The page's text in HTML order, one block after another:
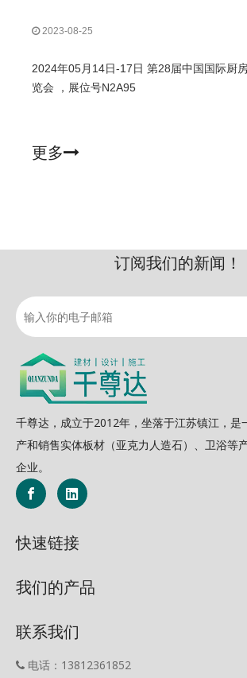
2023-08-25
2024年05月14日-17日 第28届中国国际厨
览会 ​，展位号N2A95
更多
订阅我们的新闻！
千尊达，成立于2012年，坐落于江苏镇江，是
产和销售实体板材（亚克力人造石）、卫浴等
企业。
快速链接
我们的产品
联系我们
 电话：13812361852